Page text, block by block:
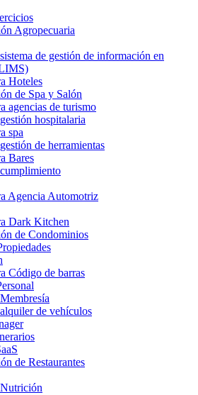
Agropecuaria
de gestión de información en
Hoteles
de Spa y Salón
agencias de turismo
hospitalaria
spa
de herramientas
Bares
Agencia Automotriz
Dark Kitchen
de Condominios
Código de barras
de vehículos
de Restaurantes